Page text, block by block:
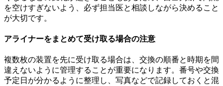
を空けすぎないよう、必ず担当医と相談しながら決めること
が大切です。
アライナーをまとめて受け取る場合の注意
複数枚の装置を先に受け取る場合は、交換の順番と時期を間
違えないように管理することが重要になります。番号や交換
予定日が分かるように整理し、写真などで記録しておくと混